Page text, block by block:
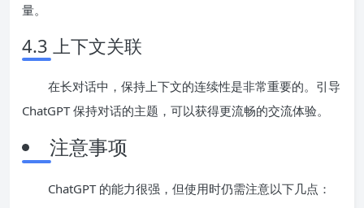
量。
4.3 上下文关联
在长对话中，保持上下文的连续性是非常重要的。引导
ChatGPT 保持对话的主题，可以获得更流畅的交流体验。
注意事项
ChatGPT 的能力很强，但使用时仍需注意以下几点：